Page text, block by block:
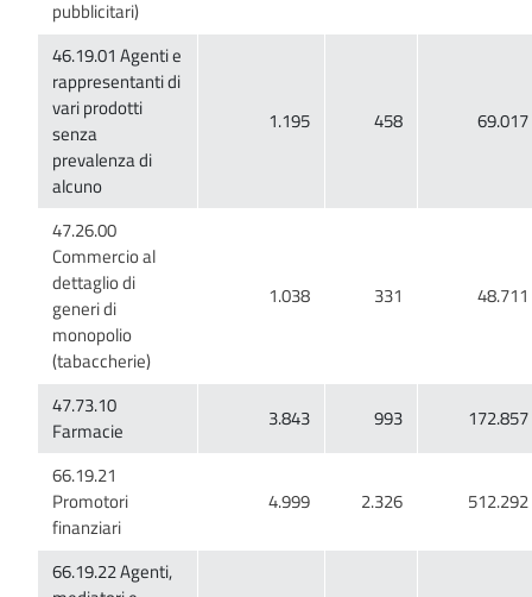
46.19.01 Agenti e
rappresentanti di
vari prodotti
senza
prevalenza di
47.26.00
Commercio al
dettaglio di
generi di
monopolio
47.73.10
66.19.21
Promotori
66.19.22 Agenti,